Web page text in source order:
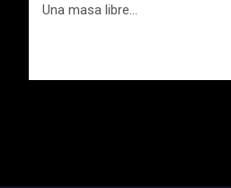
Una masa libre…